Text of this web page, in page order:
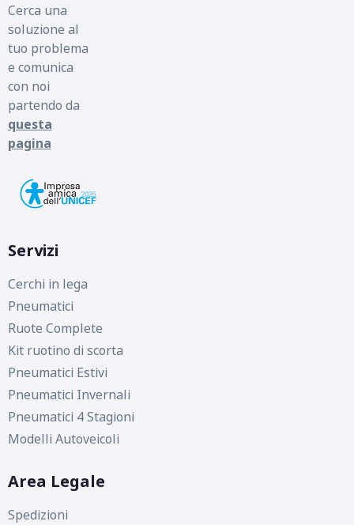
Cerca una
soluzione al
tuo problema
e comunica
con noi
partendo da
questa
pagina
Servizi
Cerchi in lega
Pneumatici
Ruote Complete
Kit ruotino di scorta
Pneumatici Estivi
Pneumatici Invernali
Pneumatici 4 Stagioni
Modelli Autoveicoli
Area Legale
Spedizioni